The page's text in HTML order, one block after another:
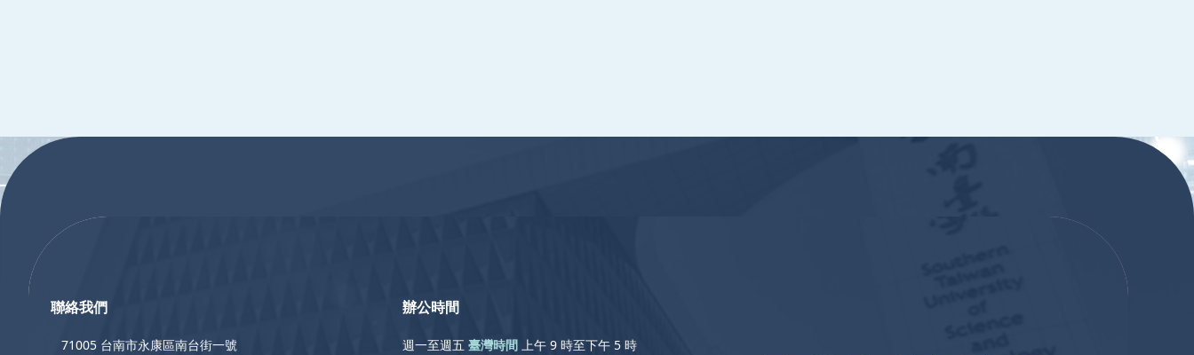
:::
聯絡我們
71005 台南市永康區南台街一號
辦公時間
週一至週五 臺灣時間上午 9 時至下午 5 時